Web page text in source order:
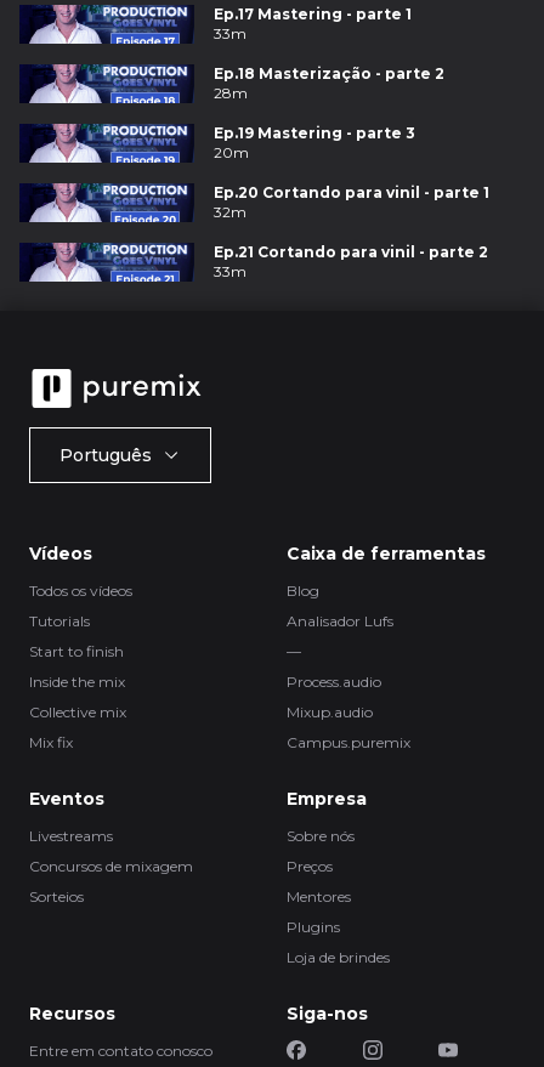
Ep.17 Mastering - parte 1
33m
Ep.18 Masterização - parte 2
28m
Ep.19 Mastering - parte 3
20m
Ep.20 Cortando para vinil - parte 1
32m
Ep.21 Cortando para vinil - parte 2
33m
Português
Vídeos
Todos os vídeos
Tutorials
Start to finish
Inside the mix
Collective mix
Mix fix
Caixa de ferramentas
Blog
Analisador Lufs
—
Process.audio
Mixup.audio
Campus.puremix
Eventos
Livestreams
Concursos de mixagem
Sorteios
Empresa
Sobre nós
Preços
Mentores
Plugins
Loja de brindes
Recursos
Entre em contato conosco
Siga-nos